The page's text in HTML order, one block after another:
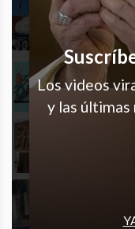
Tenía
Los videos
y las últimas